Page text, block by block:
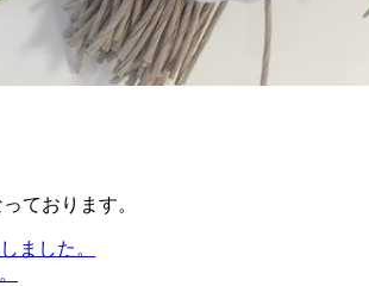
ております。
ました。